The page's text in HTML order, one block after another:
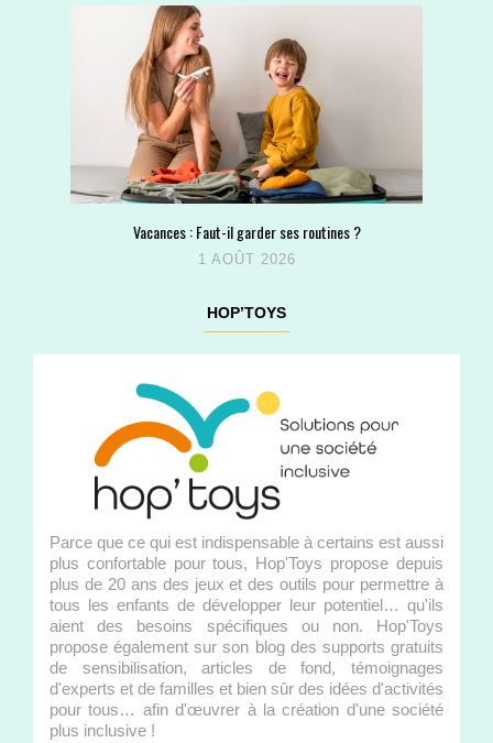
Vacances : Faut-il garder ses routines ?
1 AOÛT 2026
HOP’TOYS
Parce que ce qui est indispensable à certains est aussi
plus confortable pour tous, Hop'Toys propose depuis
plus de 20 ans des jeux et des outils pour permettre à
tous les enfants de développer leur potentiel… qu'ils
aient des besoins spécifiques ou non. Hop'Toys
propose également sur son blog des supports gratuits
de sensibilisation, articles de fond, témoignages
d'experts et de familles et bien sûr des idées d'activités
pour tous… afin d'œuvrer à la création d'une société
plus inclusive !